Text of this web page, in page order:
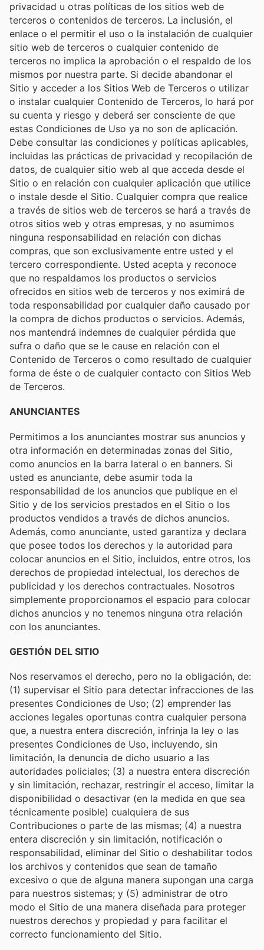
privacidad u otras políticas de los sitios web de
terceros o contenidos de terceros. La inclusión, el
enlace o el permitir el uso o la instalación de cualquier
sitio web de terceros o cualquier contenido de
terceros no implica la aprobación o el respaldo de los
mismos por nuestra parte. Si decide abandonar el
Sitio y acceder a los Sitios Web de Terceros o utilizar
o instalar cualquier Contenido de Terceros, lo hará por
su cuenta y riesgo y deberá ser consciente de que
estas Condiciones de Uso ya no son de aplicación.
Debe consultar las condiciones y políticas aplicables,
incluidas las prácticas de privacidad y recopilación de
datos, de cualquier sitio web al que acceda desde el
Sitio o en relación con cualquier aplicación que utilice
o instale desde el Sitio. Cualquier compra que realice
a través de sitios web de terceros se hará a través de
otros sitios web y otras empresas, y no asumimos
ninguna responsabilidad en relación con dichas
compras, que son exclusivamente entre usted y el
tercero correspondiente. Usted acepta y reconoce
que no respaldamos los productos o servicios
ofrecidos en sitios web de terceros y nos eximirá de
toda responsabilidad por cualquier daño causado por
la compra de dichos productos o servicios. Además,
nos mantendrá indemnes de cualquier pérdida que
sufra o daño que se le cause en relación con el
Contenido de Terceros o como resultado de cualquier
forma de éste o de cualquier contacto con Sitios Web
de Terceros.
ANUNCIANTES
Permitimos a los anunciantes mostrar sus anuncios y
otra información en determinadas zonas del Sitio,
como anuncios en la barra lateral o en banners. Si
usted es anunciante, debe asumir toda la
responsabilidad de los anuncios que publique en el
Sitio y de los servicios prestados en el Sitio o los
productos vendidos a través de dichos anuncios.
Además, como anunciante, usted garantiza y declara
que posee todos los derechos y la autoridad para
colocar anuncios en el Sitio, incluidos, entre otros, los
derechos de propiedad intelectual, los derechos de
publicidad y los derechos contractuales. Nosotros
simplemente proporcionamos el espacio para colocar
dichos anuncios y no tenemos ninguna otra relación
con los anunciantes.
GESTIÓN DEL SITIO
Nos reservamos el derecho, pero no la obligación, de:
(1) supervisar el Sitio para detectar infracciones de las
presentes Condiciones de Uso; (2) emprender las
acciones legales oportunas contra cualquier persona
que, a nuestra entera discreción, infrinja la ley o las
presentes Condiciones de Uso, incluyendo, sin
limitación, la denuncia de dicho usuario a las
autoridades policiales; (3) a nuestra entera discreción
y sin limitación, rechazar, restringir el acceso, limitar la
disponibilidad o desactivar (en la medida en que sea
técnicamente posible) cualquiera de sus
Contribuciones o parte de las mismas; (4) a nuestra
entera discreción y sin limitación, notificación o
responsabilidad, eliminar del Sitio o deshabilitar todos
los archivos y contenidos que sean de tamaño
excesivo o que de alguna manera supongan una carga
para nuestros sistemas; y (5) administrar de otro
modo el Sitio de una manera diseñada para proteger
nuestros derechos y propiedad y para facilitar el
correcto funcionamiento del Sitio.